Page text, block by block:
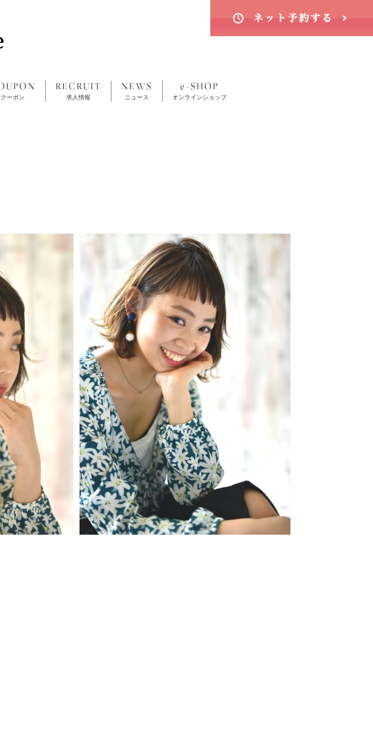
クーポン
RECRUIT
求人情報
NEWS
ニュース
e-SHOP
オンラインショップ